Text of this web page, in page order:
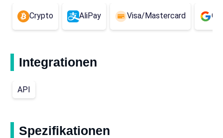
Crypto AliPay Visa/Mastercard
Integrationen
API
Spezifikationen